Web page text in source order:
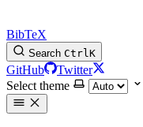
BibTeX
Search CtrlK
GitHub
Twitter
Select theme